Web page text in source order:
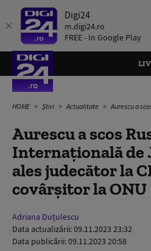
Digi24
m.digi24.ro
FREE - In Google Play
HOME Știri Actualitate Aurescu a scos Rusia din
Aurescu a scos
Internațională de
ales judecător la
covârșitor la ONU
Adriana Duțulescu
Data actualizării:09.11.2023 23:32
Data publicării:09.11.2023 20:58